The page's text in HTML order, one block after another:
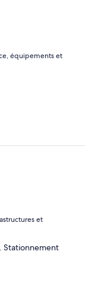
équipements et
et
Stationnement